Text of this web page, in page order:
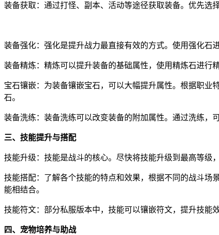
装备获取：通过打怪、副本、活动等途径获取装备。优先选
装备强化：强化是提升战力最直接有效的方式。使用强化石
装备精炼：精炼可以提升装备的基础属性，使用精炼石进行
宝石镶嵌：为装备镶嵌宝石，可以大幅提升属性。根据职
石。
装备洗练：装备洗练可以改变装备的附加属性。通过洗练，
三、技能提升与搭配
技能升级：技能是战斗的核心。尽快将技能升级到最高等级
技能搭配：了解各个技能的特点和效果，根据不同的战斗场
能相结合。
技能符文：部分私服版本中，技能可以镶嵌符文，提升技能
四、宠物培养与助战